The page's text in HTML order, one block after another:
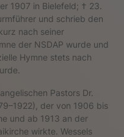
1907 in Bielefeld; † 23.
und schrieb den
nach seiner
der NSDAP wurde und
Hymne stets nach
Pastors Dr.
der von 1906 bis
und ab 1913 an der
wirkte. Wessels